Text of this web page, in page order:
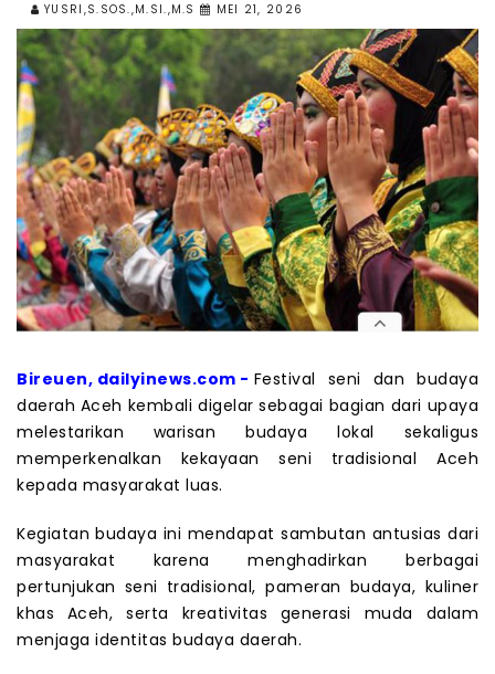
YUSRI,S.SOS.,M.SI.,M.S MEI 21, 2026
Bireuen, dailyinews.com - Festival seni dan budaya
daerah Aceh kembali digelar sebagai bagian dari upaya
melestarikan warisan budaya lokal sekaligus
memperkenalkan kekayaan seni tradisional Aceh
kepada masyarakat luas.
Kegiatan budaya ini mendapat sambutan antusias dari
masyarakat karena menghadirkan berbagai
pertunjukan seni tradisional, pameran budaya, kuliner
khas Aceh, serta kreativitas generasi muda dalam
menjaga identitas budaya daerah.